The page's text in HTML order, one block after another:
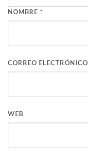
NOMBRE *
CORREO ELECTRÓNICO
WEB